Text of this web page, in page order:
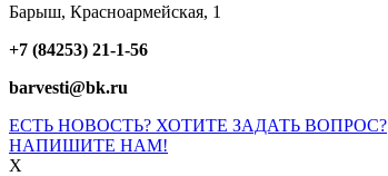
Барыш, Красноармейская, 1
+7 (84253) 21-1-56
barvesti@bk.ru
ЕСТЬ НОВОСТЬ? ХОТИТЕ ЗАДАТЬ ВОПРОС?
НАПИШИТЕ НАМ!
X